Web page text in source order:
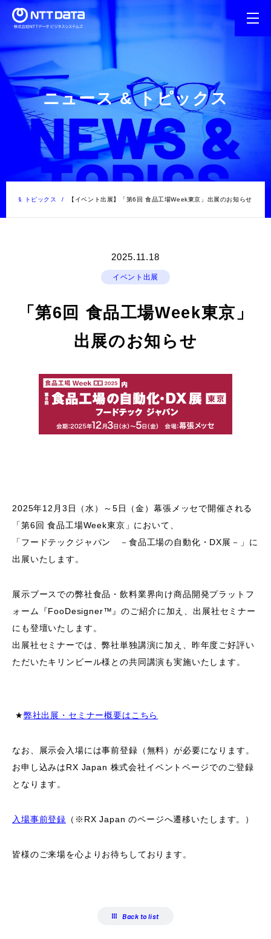
ニュース & トピックス
ース & トピックス 【イベント出展】「第6回 食品工場Week東京」出展のお知らせ
2025.11.18
イベント出展
「第6回 食品工場Week東京」
出展のお知らせ
2025年12 月 3 日（水）～ 5日（金）幕張メッセで開催される
「第6回 食品工場Week東京」において、
「フードテックジャパン －食品工場の自動化・ DX展－」に
出展いたします。
展示ブースでの弊社食品・飲料業界向け商品開発プラットフ
ォーム『FooDesigner™』のご紹介に加え、出展社セミナー
にも登壇いたします。
出展社セミナーでは、弊社単独講演に加え、昨年度ご好評い
ただいたキリンビール様との共同講演も実施いたします。
★弊社出展・セミナー概要はこちら
なお、展示会入場には事前登録（無料）が必要になります。
お申し込みはRX Japan 株式会社イベントページでのご登録
となります。
入場事前登録 （※RX Japan のページへ遷移いたします。）
皆様のご来場を心よりお待ちしております。
Back to list